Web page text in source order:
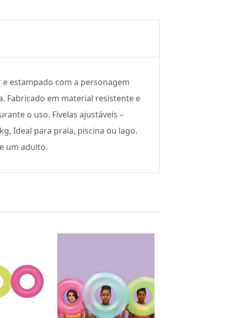
estampado com a personagem
Fabricado em material resistente e
o uso. Fivelas ajustáveis –
Ideal para praia, piscina ou lago.
um adulto.